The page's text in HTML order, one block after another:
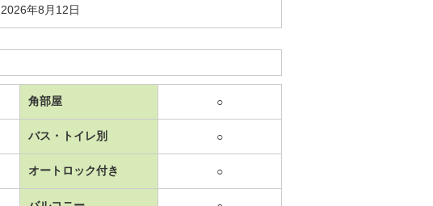
2026年8月12日
角部屋 ○
バス・トイレ別 ○
オートロック付き ○